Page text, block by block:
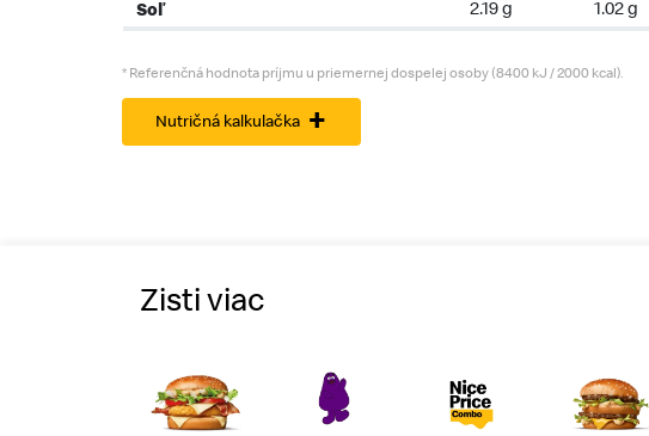
Soľ 2.19 g 1.02 g
* Referenčná hodnota príjmu u priemernej dospelej osoby (8400 kJ / 2000 kcal).
Nutričná kalkulačka +
Zisti viac